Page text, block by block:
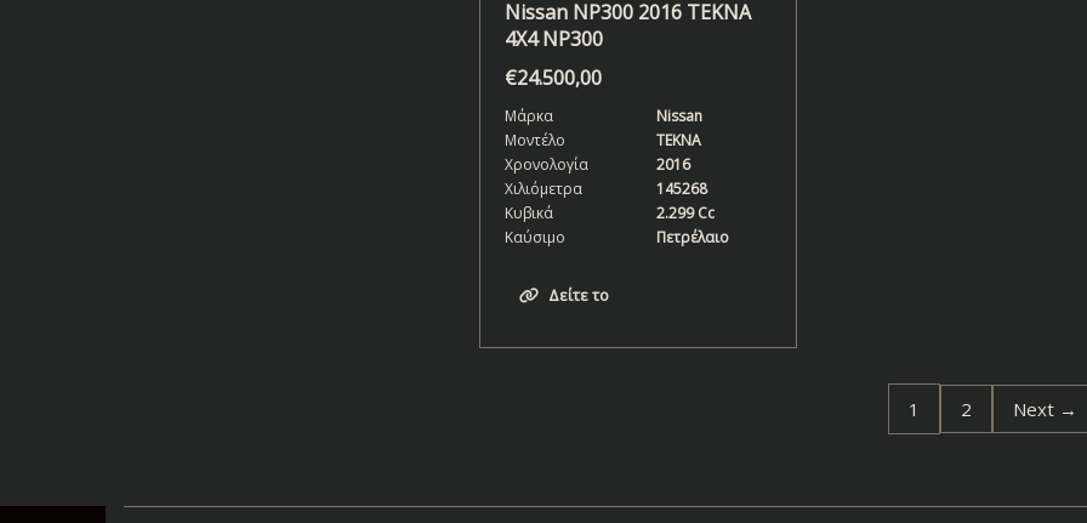
Nissan NP300 2016 TEKNA
4X4 NP300
€24.500,00
Μάρκα
Nissan
Μοντέλο
TEKNA
Χρονολογία
2016
Χιλιόμετρα
145268
Κυβικά
2.299 Cc
Καύσιμο
Πετρέλαιο
Δείτε το
1 2 Next →